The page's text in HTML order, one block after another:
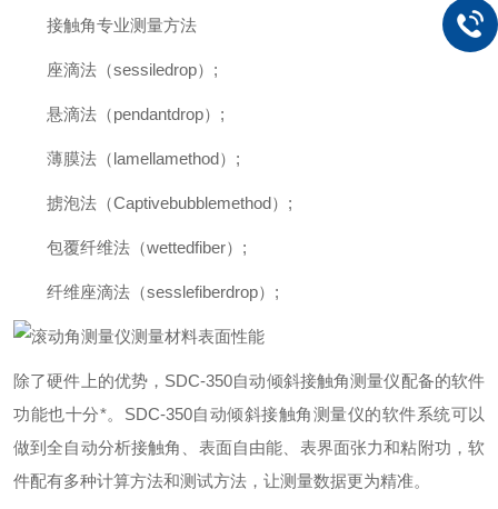
接触角专业测量方法
座滴法（sessiledrop）;
悬滴法（pendantdrop）;
薄膜法（lamellamethod）;
掳泡法（Captivebubblemethod）;
包覆纤维法（wettedfiber）;
纤维座滴法（sesslefiberdrop）;
除了硬件上的优势，SDC-350自动倾斜接触角测量仪配备的软件
功能也十分*。SDC-350自动倾斜接触角测量仪的软件系统可以
做到全自动分析接触角、表面自由能、表界面张力和粘附功，软
件配有多种计算方法和测试方法，让测量数据更为精准。